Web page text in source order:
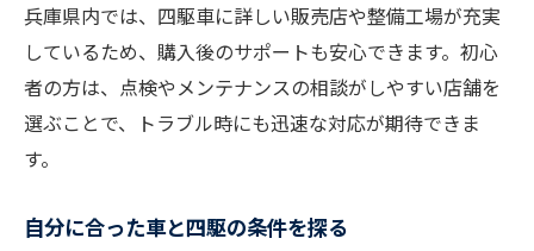
兵庫県内では、四駆車に詳しい販売店や整備工場が充実
しているため、購入後のサポートも安心できます。初心
者の方は、点検やメンテナンスの相談がしやすい店舗を
選ぶことで、トラブル時にも迅速な対応が期待できま
す。
自分に合った車と四駆の条件を探る